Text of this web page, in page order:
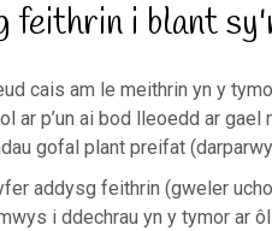
feithrin i blant
cais am le meithrin yn y
ar p’un ai bod lleoedd ar
gofal plant preifat
addysg feithrin (gweler
i ddechrau yn y tymor ar